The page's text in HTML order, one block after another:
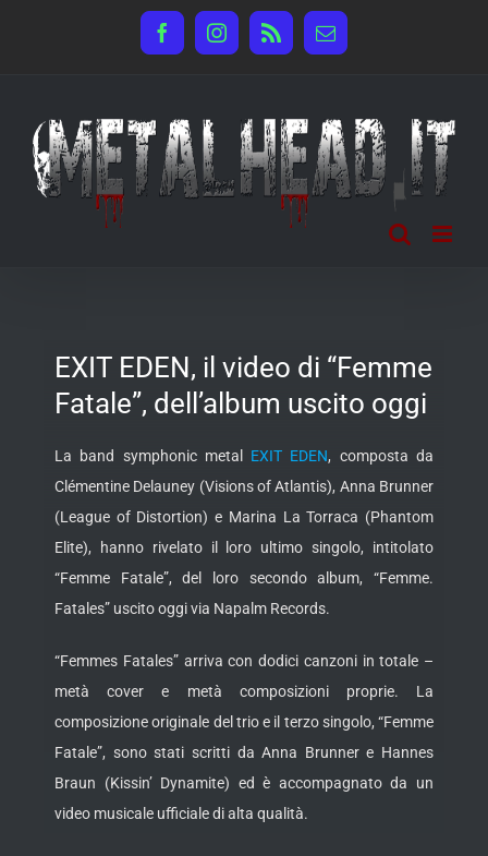
FacebookInstagram
Rss Email
EXIT EDEN, il video di “Femme
Fatale”, dell’album uscito oggi
La band symphonic metal EXIT EDEN, composta da
Clémentine Delauney (Visions of Atlantis), Anna Brunner
(League of Distortion) e Marina La Torraca (Phantom
Elite), hanno rivelato il loro ultimo singolo, intitolato
“Femme Fatale”, del loro secondo album, “Femme.
Fatales” uscito oggi via Napalm Records.
“Femmes Fatales” arriva con dodici canzoni in totale –
metà cover e metà composizioni proprie. La
composizione originale del trio e il terzo singolo, “Femme
Fatale”, sono stati scritti da Anna Brunner e Hannes
Braun (Kissin’ Dynamite) ed è accompagnato da un
video musicale ufficiale di alta qualità.